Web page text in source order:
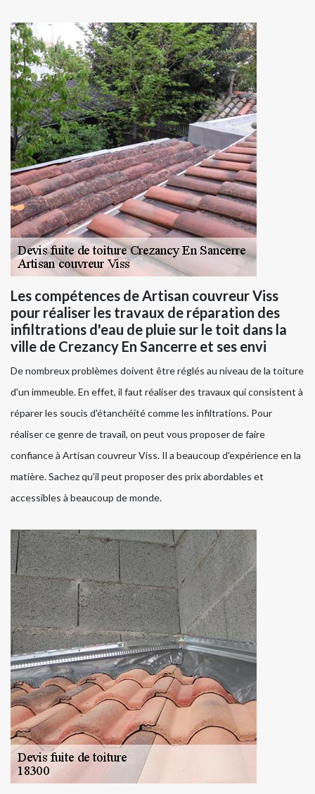
Les compétences de Artisan couvreur Viss
pour réaliser les travaux de réparation des
infiltrations d'eau de pluie sur le toit dans la
ville de Crezancy En Sancerre et ses envi
De nombreux problèmes doivent être réglés au niveau de la toiture
d'un immeuble. En effet, il faut réaliser des travaux qui consistent à
réparer les soucis d'étanchéité comme les infiltrations. Pour
réaliser ce genre de travail, on peut vous proposer de faire
confiance à Artisan couvreur Viss. Il a beaucoup d'expérience en la
matière. Sachez qu'il peut proposer des prix abordables et
accessibles à beaucoup de monde.